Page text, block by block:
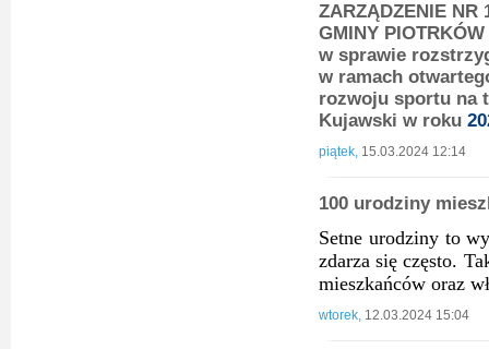
ZARZĄDZENIE NR
GMINY
w sprawie
w ramach
rozwoju sportu na
Kujawski w roku
piątek, 15.03.2024 12:14
100 urodziny
Setne urodziny to
zdarza się często.
mieszkańców oraz
wtorek, 12.03.2024 15:04